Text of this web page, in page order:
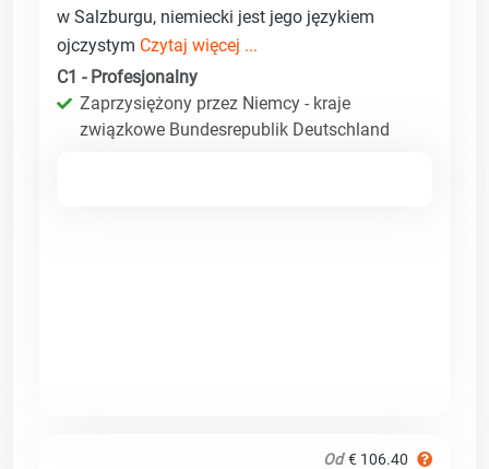
w Salzburgu, niemiecki jest jego językiem
ojczystym Czytaj więcej ...
C1 - Profesjonalny
Zaprzysiężony przez Niemcy - kraje
związkowe Bundesrepublik Deutschland
Od € 106.40